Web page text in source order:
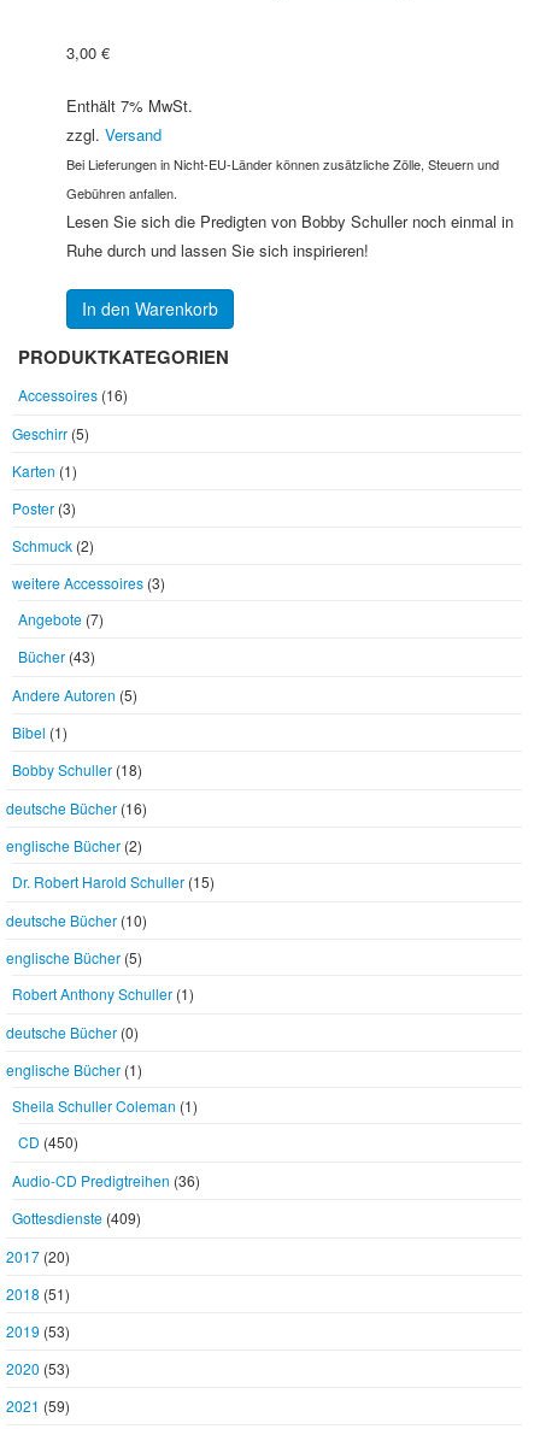
3,00 €
Enthält 7% MwSt.
zzgl. Versand
Bei Lieferungen in Nicht-EU-Länder können zusätzliche Zölle, Steuern und
Gebühren anfallen.
Lesen Sie sich die Predigten von Bobby Schuller noch einmal in
Ruhe durch und lassen Sie sich inspirieren!
In den Warenkorb
PRODUKTKATEGORIEN
Accessoires (16)
Geschirr (5)
Karten (1)
Poster (3)
Schmuck (2)
weitere Accessoires (3)
Angebote (7)
Bücher (43)
Andere Autoren (5)
Bibel (1)
Bobby Schuller (18)
deutsche Bücher (16)
englische Bücher (2)
Dr. Robert Harold Schuller (15)
deutsche Bücher (10)
englische Bücher (5)
Robert Anthony Schuller (1)
deutsche Bücher (0)
englische Bücher (1)
Sheila Schuller Coleman (1)
CD (450)
Audio-CD Predigtreihen (36)
Gottesdienste (409)
2017 (20)
2018 (51)
2019 (53)
2020 (53)
2021 (59)